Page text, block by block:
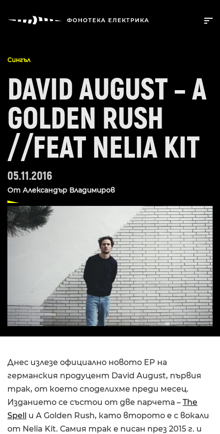
Сингъл
DAVID AUGUST – A
GOLDEN RUSH
//FEAT NELIA KIT
05.11.2016
От Александър Владимиров
Днес излезе официално новото EP на
германския продуцент David August, първия
трак, от което споделихме преди месец.
Изданието се състои от две парчета – The
Spell и A Golden Rush, като второто е с вокали
от Nelia Kit. Самия трак е писан през 2015 г. и